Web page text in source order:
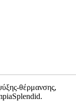
θέρμανσης,
Splendid.